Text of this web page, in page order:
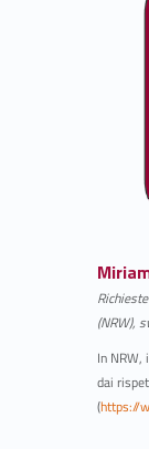
(NRW),
In
dai
(https://